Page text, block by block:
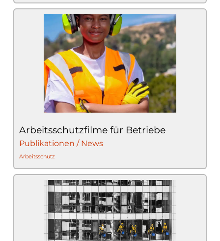
Arbeitsschutzfilme für Betriebe
Publikationen / News
Arbeitsschutz